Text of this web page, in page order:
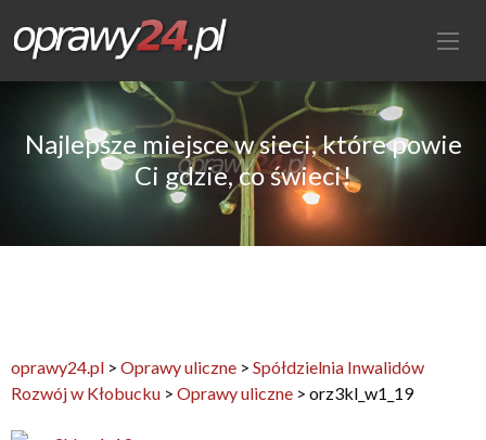
Najlepsze miejsce w sieci, które powie
Ci gdzie, co świeci!
oprawy24.pl > Oprawy uliczne > Spółdzielnia Inwalidów
Rozwój w Kłobucku > Oprawy uliczne > orz3kl_w1_19